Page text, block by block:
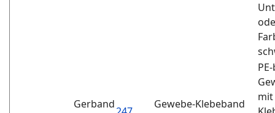
Gerband
Gewebe-Klebeband